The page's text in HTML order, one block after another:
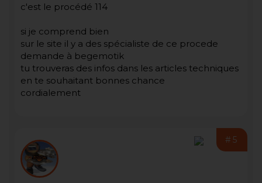
c'est le procédé 114
si je comprend bien
sur le site il y a des spécialiste de ce procede
demande à begemotik
tu trouveras des infos dans les articles techniques
en te souhaitant bonnes chance
cordialement
#5